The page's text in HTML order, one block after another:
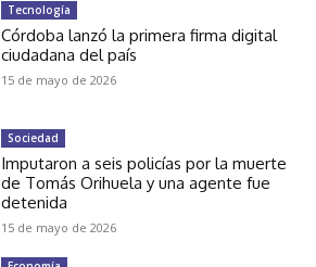
Tecnología
Córdoba lanzó la primera firma digital
ciudadana del país
15 de mayo de 2026
Sociedad
Imputaron a seis policías por la muerte
de Tomás Orihuela y una agente fue
detenida
15 de mayo de 2026